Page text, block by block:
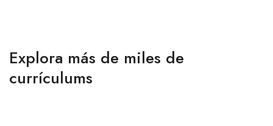
Explora más de miles de
currículums